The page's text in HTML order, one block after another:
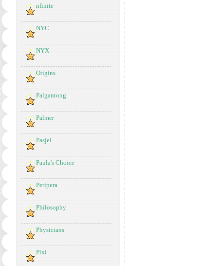
nfinite
NYC
NYX
Origins
Palgantong
Palmer
Pasjel
Paula's Choice
Peripera
Philosophy
Physicians
Pixi